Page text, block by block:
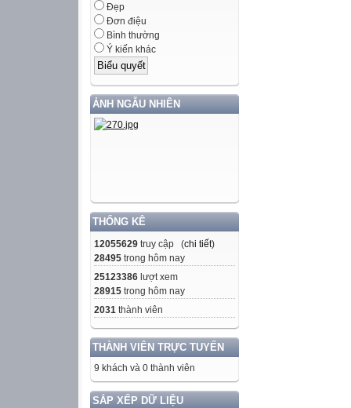
Đẹp
Đơn điệu
Bình thường
Ý kiến khác
ẢNH NGẪU NHIÊN
THỐNG KÊ
12055629 truy cập (chi tiết)
28495 trong hôm nay
25123386 lượt xem
28915 trong hôm nay
2031 thành viên
THÀNH VIÊN TRỰC TUYẾN
9 khách và 0 thành viên
SẮP XẾP DỮ LIỆU